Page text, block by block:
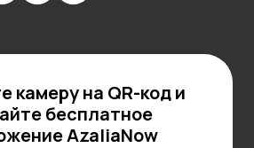
камеру на QR-код и
бесплатное
AzaliaNow